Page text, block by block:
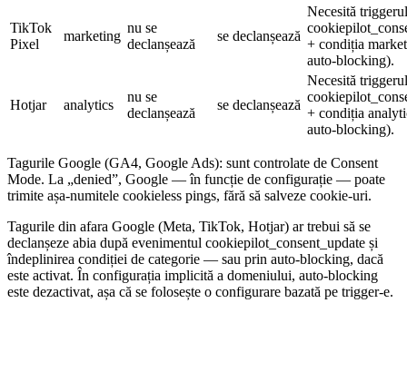
TikTok
Pixel
marketing
nu se
declanșează
se declanșează
Necesită triggerul
+ condiția
auto-blocking).
Hotjar analytics
nu se
declanșează
se declanșează
Necesită triggerul
+ condiția
auto-blocking).
Tagurile Google (GA4, Google Ads): sunt controlate de Consent
Mode. La „denied”, Google — în funcție de configurație — poate
trimite așa-numitele cookieless pings, fără să salveze cookie-uri.
Tagurile din afara Google (Meta, TikTok, Hotjar) ar trebui să se
declanșeze abia după evenimentul cookiepilot_consent_update și
îndeplinirea condiției de categorie — sau prin auto-blocking, dacă
este activat. În configurația implicită a domeniului, auto-blocking
este dezactivat, așa că se folosește o configurare bazată pe trigger-e.